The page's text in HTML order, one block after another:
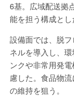
6基。広域配送拠
能を担う構成とし
設備面では、脱
ネルを導入し、
ンクや非常用発
慮した。食品物
の維持を狙う。